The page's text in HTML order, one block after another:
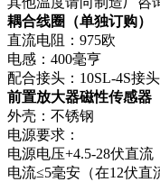
耦合线圈（单独订购）
直流电阻：975欧
电感：400毫亨
配合接头：10SL-4S接
前置放大器磁性传感器
外壳：不锈钢
电源要求：
电源电压+4.5-28伏直流
电流≤5毫安（在12伏直